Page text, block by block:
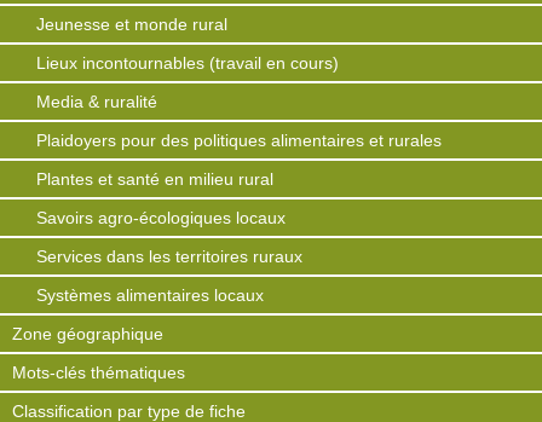
Jeunesse et monde rural
Lieux incontournables (travail en cours)
Media & ruralité
Plaidoyers pour des politiques alimentaires et rurales
Plantes et santé en milieu rural
Savoirs agro-écologiques locaux
Services dans les territoires ruraux
Systèmes alimentaires locaux
Zone géographique
Mots-clés thématiques
Classification par type de fiche